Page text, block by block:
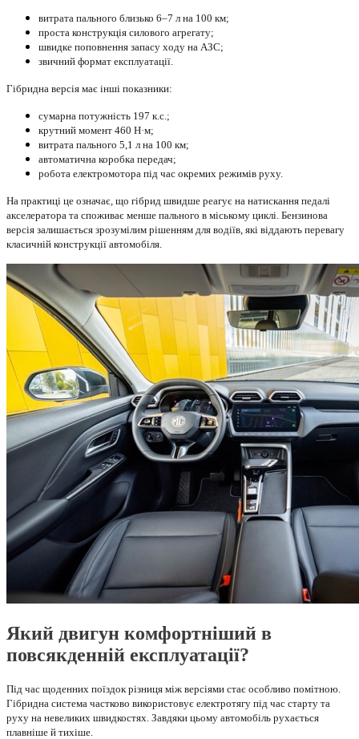
витрата пального близько 6–7 л на 100 км;
проста конструкція силового агрегату;
швидке поповнення запасу ходу на АЗС;
звичний формат експлуатації.
Гібридна версія має інші показники:
сумарна потужність 197 к.с.;
крутний момент 460 Н·м;
витрата пального 5,1 л на 100 км;
автоматична коробка передач;
робота електромотора під час окремих режимів руху.
На практиці це означає, що гібрид швидше реагує на натискання педалі
акселератора та споживає менше пального в міському циклі. Бензинова
версія залишається зрозумілим рішенням для водіїв, які віддають перевагу
класичній конструкції автомобіля.
Який двигун комфортніший в
повсякденній експлуатації?
Під час щоденних поїздок різниця між версіями стає особливо помітною.
Гібридна система частково використовує електротягу під час старту та
руху на невеликих швидкостях. Завдяки цьому автомобіль рухається
плавніше й тихіше.